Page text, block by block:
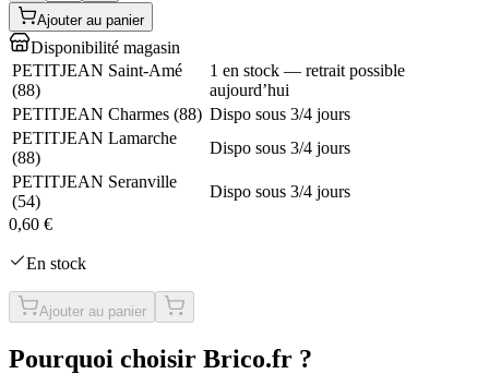
Ajouter au panier
Disponibilité magasin
PETITJEAN Saint-Amé
(88)
1 en stock — retrait possible
aujourd’hui
PETITJEAN Charmes (88) Dispo sous 3/4 jours
PETITJEAN Lamarche
(88)
Dispo sous 3/4 jours
PETITJEAN Seranville
(54)
Dispo sous 3/4 jours
0,60 €
En stock
Ajouter au panier
Pourquoi choisir Brico.fr ?